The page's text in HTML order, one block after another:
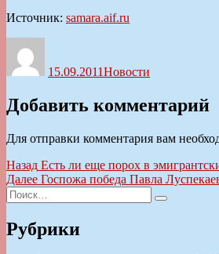
Источник: samara.aif.ru
15.09.2011Новости
Добавить комментарий
Для отправки комментария вам
Навигация
по
записям
Назад Предыдущая
запись:
Есть ли еще порох в
Далее Следующая
Госпожа победа Павла
Искать:
Поиск
Рубрики